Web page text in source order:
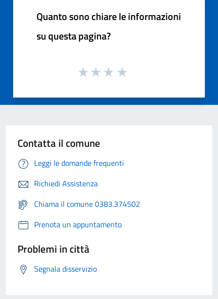
Quanto sono chiare le informazioni
su questa pagina?
Contatta il comune
Leggi le domande frequenti
Richiedi Assistenza
Chiama il comune 0383.374502
Prenota un appuntamento
Problemi in città
Segnala disservizio